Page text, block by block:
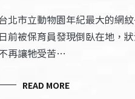
北市立動物園年紀最大的網
日前被保育員發現倒臥在地，
再讓牠受苦…
READ MORE